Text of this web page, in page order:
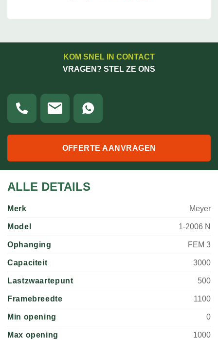
KOM SNEL IN CONTACT
VRAGEN? STEL ZE ONS
OFFERTE AANVRAGEN
ALLE DETAILS
Merk Meyer
Model 1-2006 N
Ophanging FEM 3
Capaciteit 3000
Lastzwaartepunt 500
Framebreedte 1100
Min opening 0
Max opening 1000